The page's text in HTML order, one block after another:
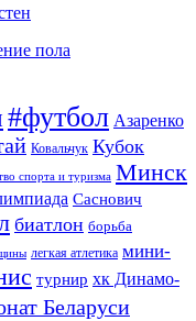
пола
#футбол Азаренко
Ковальчук Кубок
спорта и туризма Минск
Саснович
биатлон борьба
легкая атлетика мини-
турнир хк Динамо-
Беларуси